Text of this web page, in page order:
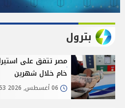
بترول
خام خلال شهرين